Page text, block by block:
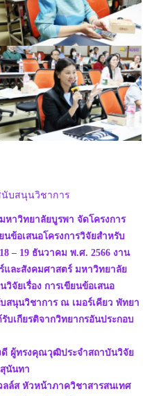
นับสนุนวิชาการ
าวิทยาลัยบูรพา จัดโครงการ
ข้อเสนอโครงการวิจัยสำหรับ
– 19 ธันวาคม พ.ศ. 2566 งาน
ละสังคมศาสตร์ มหาวิทยาลัย
จัยเรื่อง การเขียนข้อเสนอ
สนุนวิชาการ ณ เมอร์เคียว พัทยา
บเกียรติจากวิทยากรอันประกอบ
ดี ผู้ทรงคุณวุฒิประจำสถาบันวิจัย
นันทา
ล์ส หัวหน้าภาควิชาสารสนเทศ